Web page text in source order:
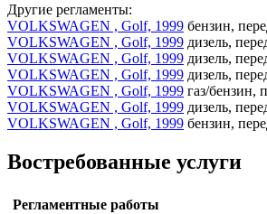
Другие регламенты:
VOLKSWAGEN , Golf, 1999 бензин,
VOLKSWAGEN , Golf, 1999 дизель,
VOLKSWAGEN , Golf, 1999 дизель,
VOLKSWAGEN , Golf, 1999 дизель,
VOLKSWAGEN , Golf, 1999 газ/бензин,
VOLKSWAGEN , Golf, 1999 дизель,
VOLKSWAGEN , Golf, 1999 бензин,
Востребованные услуги
Регламентные работы